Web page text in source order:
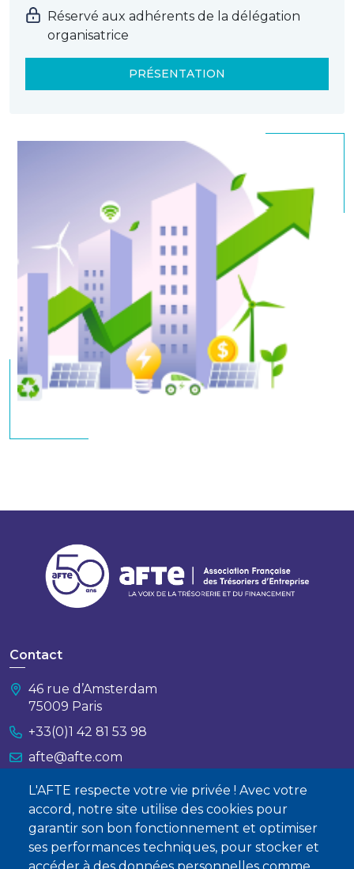
L'AFTE respecte votre vie privée ! Avec votre
accord, notre site utilise des cookies pour
garantir son bon fonctionnement et optimiser
ses performances techniques, pour stocker et
Réservé aux adhérents de la délégation
organisatrice
PRÉSENTATION
Contact
46 rue d’Amsterdam
75009 Paris
+33(0)1 42 81 53 98
afte@afte.com
Nous contacter
À propos